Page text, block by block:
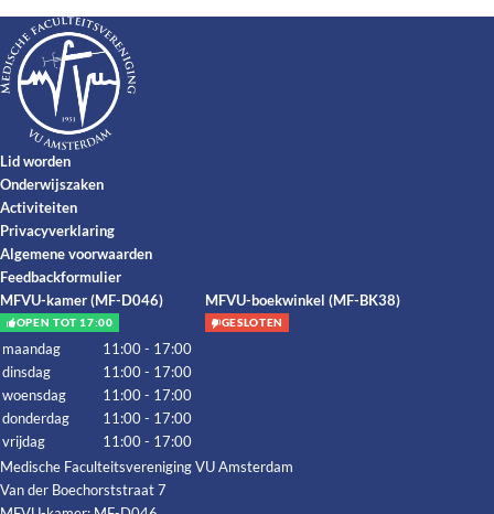
Lid worden
Onderwijszaken
Activiteiten
Privacyverklaring
Algemene voorwaarden
Feedbackformulier
MFVU-kamer (MF-D046)
OPEN TOT 17:00
maandag
11:00 - 17:00
dinsdag
11:00 - 17:00
woensdag
11:00 - 17:00
donderdag
11:00 - 17:00
vrijdag
11:00 - 17:00
MFVU-boekwinkel (MF-BK38)
GESLOTEN
Medische Faculteitsvereniging VU Amsterdam
Van der Boechorststraat 7